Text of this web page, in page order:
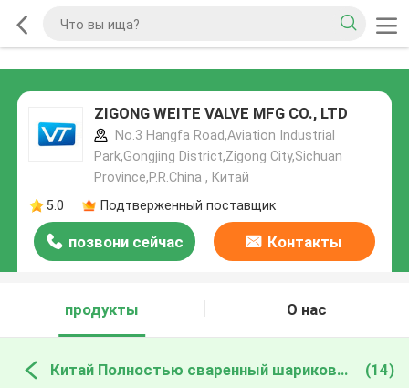
ZIGONG WEITE VALVE MFG CO., LTD
No.3 Hangfa Road,Aviation Industrial
Park,Gongjing District,Zigong City,Sichuan
Province,P.R.China , Китай
5.0
Подтверженный поставщик
позвони сейчас Контакты
продукты О нас
Китай Полностью сваренный шариковый клапан (14)